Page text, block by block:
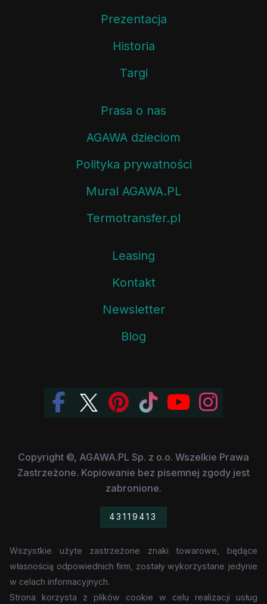
Prezentacja
Historia
Targi
Prasa o nas
AGAWA dzieciom
Polityka prywatności
Mural AGAWA.PL
Termotransfer.pl
Leasing
Kontakt
Newsletter
Blog
Copyright ©, AGAWA.PL Sp. z o.o. Wszelkie Prawa
Zastrzeżone. Kopiowanie bez pisemnej zgody jest
zabronione.
43119413
Wszystkie użyte zastrzeżone znaki towarowe, będące
własnością odpowiednich firm, zostały wykorzystane jedynie
w celach informacyjnych.
Strona korzysta z plików cookie w celu realizacji usług